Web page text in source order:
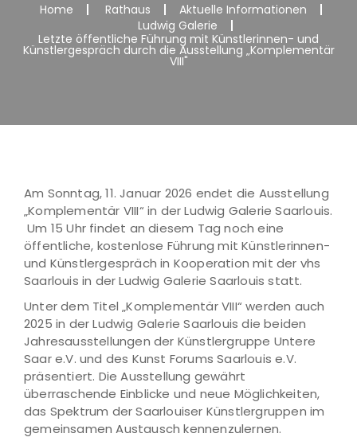
Home Rathaus
Aktuelle Informationen
Ludwig Galerie
Letzte öffentliche Führung mit Künstlerinnen- und
Künstlergespräch durch die Ausstellung „Komplementär
VIII"
Am Sonntag, 11. Januar 2026 endet die Ausstellung
„Komplementär VIII“ in der Ludwig Galerie Saarlouis.
Um 15 Uhr findet an diesem Tag noch eine
öffentliche, kostenlose Führung mit Künstlerinnen-
und Künstlergespräch in Kooperation mit der vhs
Saarlouis in der Ludwig Galerie Saarlouis statt.
Unter dem Titel „Komplementär VIII“ werden auch
2025 in der Ludwig Galerie Saarlouis die beiden
Jahresausstellungen der Künstlergruppe Untere
Saar e.V. und des Kunst Forums Saarlouis e.V.
präsentiert. Die Ausstellung gewährt
überraschende Einblicke und neue Möglichkeiten,
das Spektrum der Saarlouiser Künstlergruppen im
gemeinsamen Austausch kennenzulernen.